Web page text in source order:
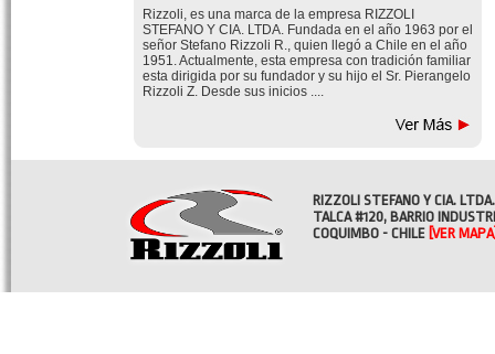
Rizzoli, es una marca de la empresa RIZZOLI
STEFANO Y CIA. LTDA. Fundada en el año 1963 por el
señor Stefano Rizzoli R., quien llegó a Chile en el año
1951. Actualmente, esta empresa con tradición familiar
esta dirigida por su fundador y su hijo el Sr. Pierangelo
Rizzoli Z. Desde sus inicios ....
RIZZOLI STEFANO Y CIA. LTDA.
TALCA #120, BARRIO
COQUIMBO - CHILE [VER